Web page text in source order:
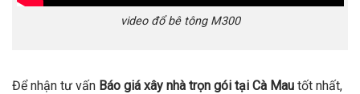
video đổ bê tông M300
Để nhận tư vấn Báo giá xây nhà trọn gói tại Cà Mau tốt nhất,